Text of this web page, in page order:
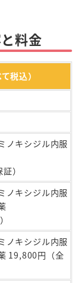
料金
税込）
ノキシジル内服
）
ノキシジル内服
ノキシジル内服
19,800円（全